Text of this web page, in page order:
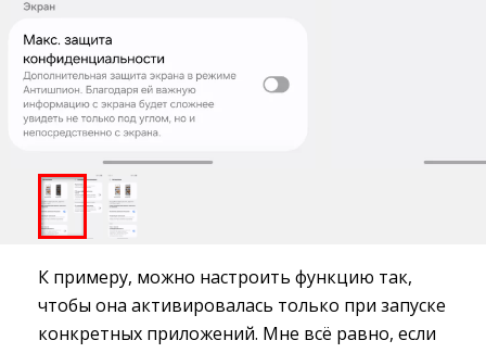
К примеру, можно настроить функцию так,
чтобы она активировалась только при запуске
конкретных приложений. Мне всё равно, если